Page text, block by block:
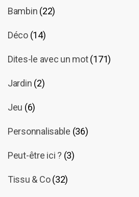
Bambin (22)
Déco (14)
Dites-le avec un mot (171)
Jardin (2)
Jeu (6)
Personnalisable (36)
Peut-être ici ? (3)
Tissu & Co (32)